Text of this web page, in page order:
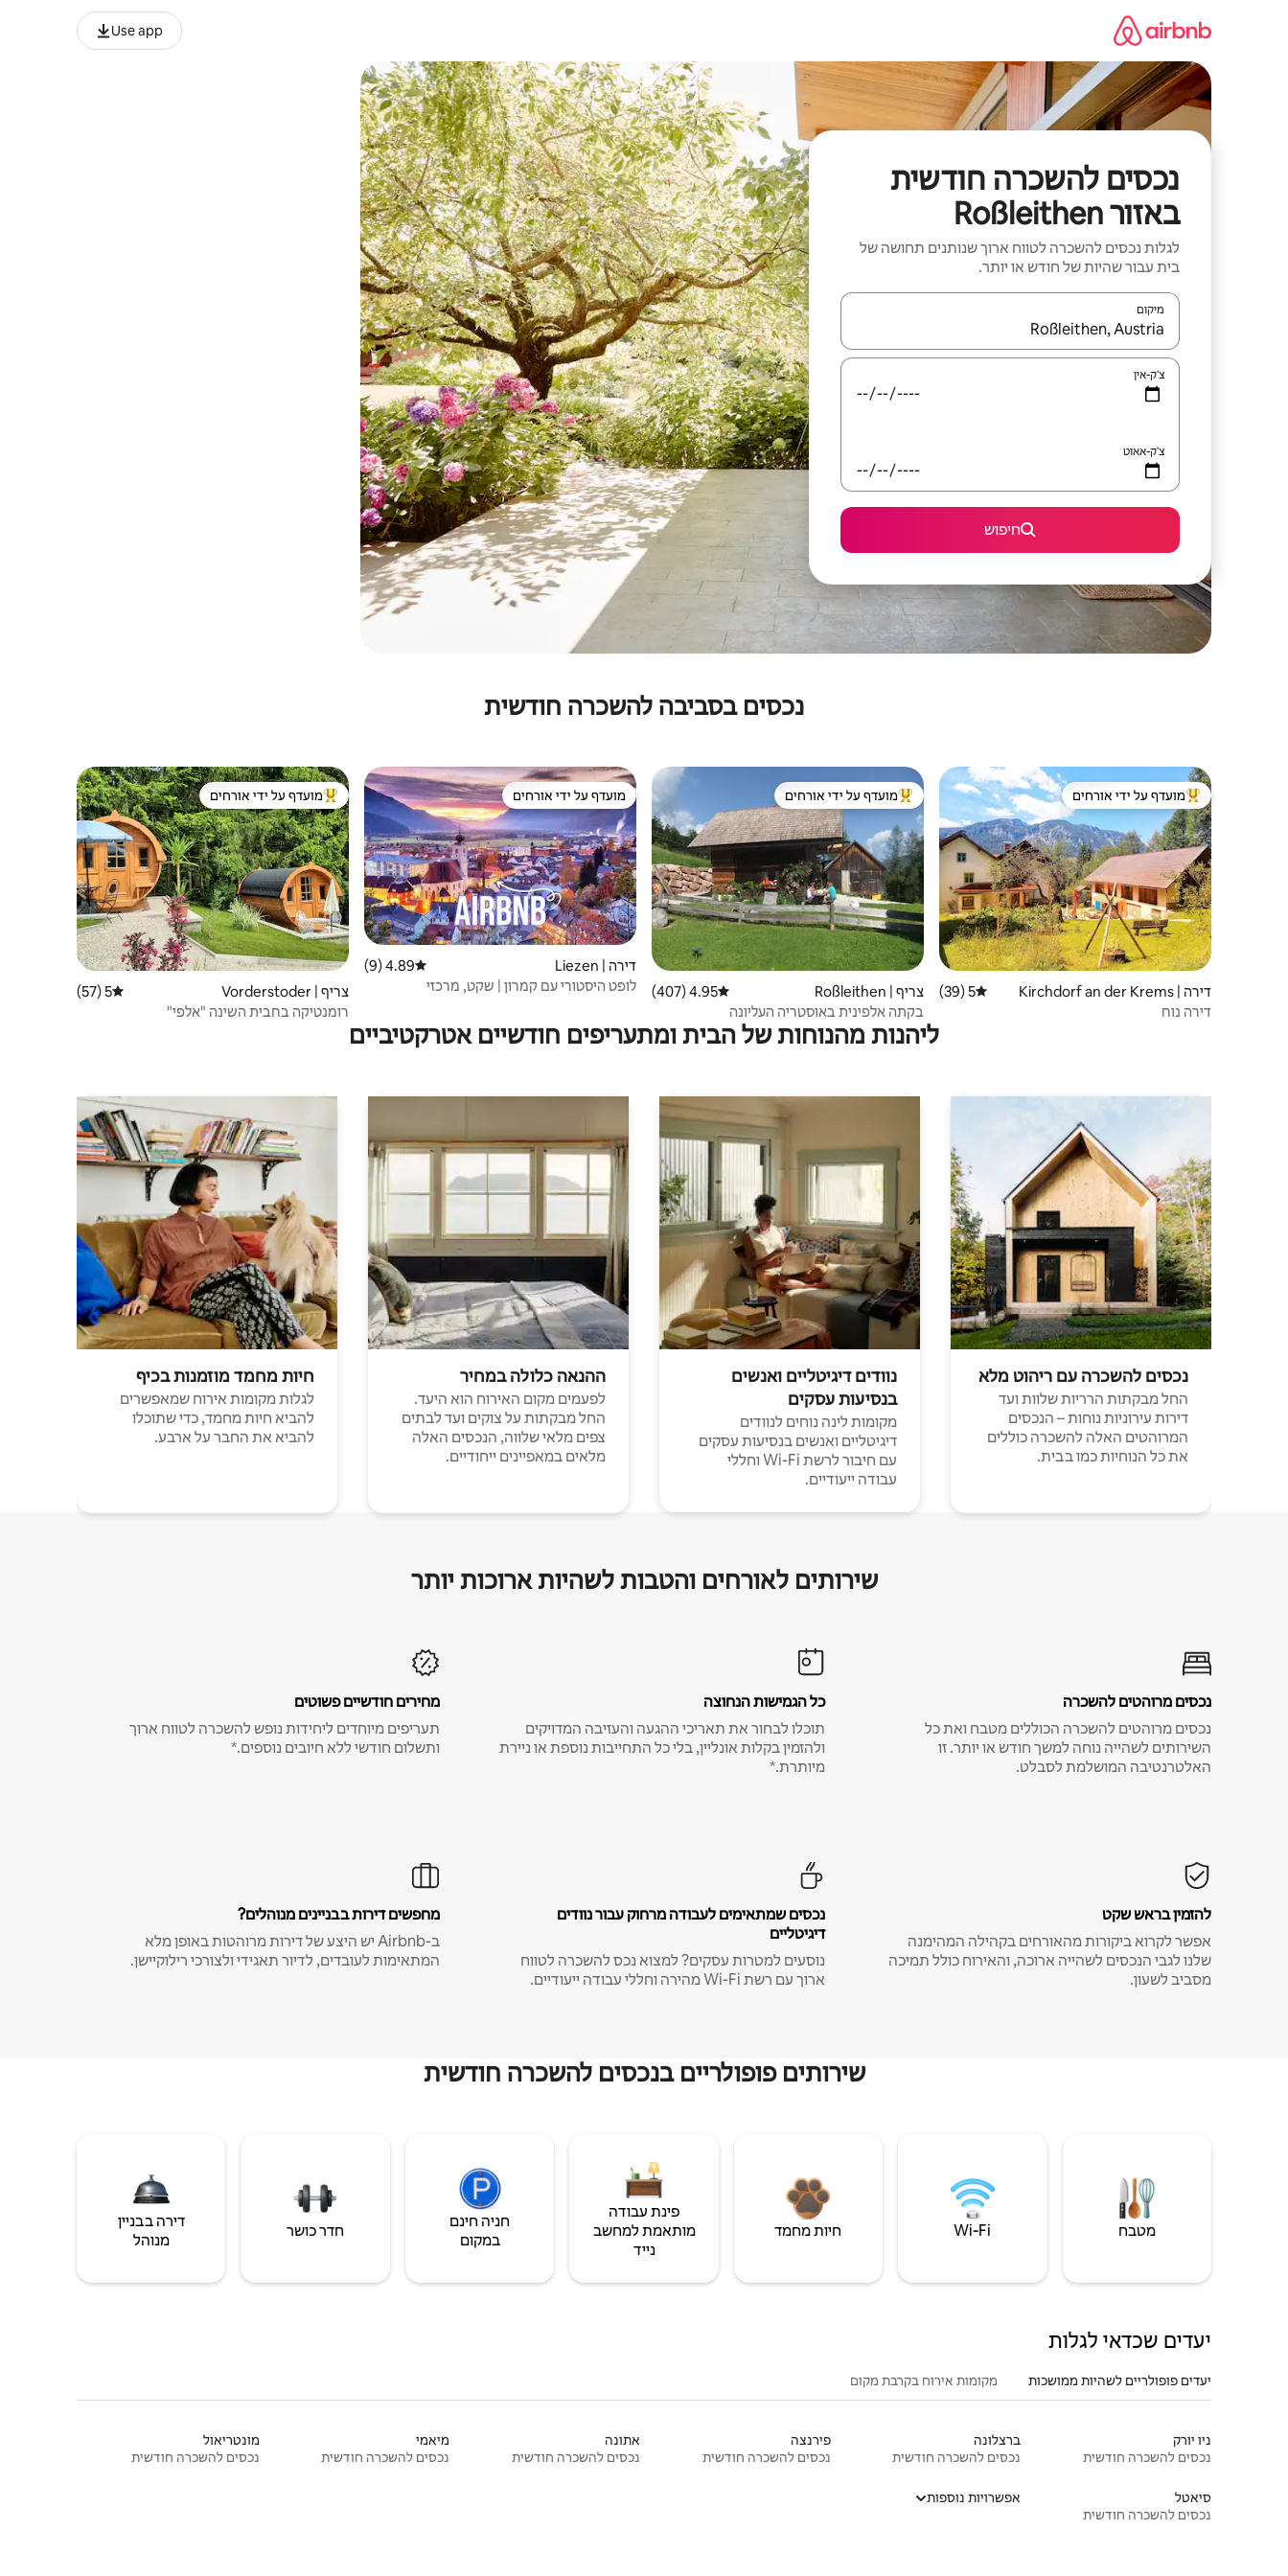
Use app
נכסים להשכרה חודשית
באזור Roßleithen
לגלות נכסים להשכרה לטווח ארוך שנותנים תחושה של
בית עבור שהיות של חודש או יותר.
מיקום
כאשר התוצאות יהיו זמינות, יש לנווט עם מקשי החיצים למעלה ולמטה או לעיין בעזרת תנועות מגע או החלקה.
צ'ק-אין
צ'ק-אאוט
חיפוש
נכסים בסביבה להשכרה חודשית
מוביל בקרב נכסים מועדפים על ידי אורחים
מועדף על ידי אורחים
דירה | Kirchdorf an der Krems דירוג ממוצע של 5 מתוך 5, 39 ביקורות
5 (39)
דירה נוח
מוביל בקרב נכסים מועדפים על ידי אורחים
מועדף על ידי אורחים
צריף | Roßleithen דירוג ממוצע של 4.95 מתוך 5, 407 ביקורות
4.95 (407)
בקתה אלפינית באוסטריה העליונה
מועדף על ידי אורחים
מועדף על ידי אורחים
דירה | Liezen דירוג ממוצע של 4.89 מתוך 5, 9 ביקורות
4.89 (9)
לופט היסטורי עם קמרון | שקט, מרכזי
מוביל בקרב נכסים מועדפים על ידי אורחים
מועדף על ידי אורחים
צריף | Vorderstoder דירוג ממוצע של 5 מתוך 5, 57 ביקורות
5 (57)
רומנטיקה בחבית השינה "אלפי"
ליהנות מהנוחות של הבית ומתעריפים חודשיים אטרקטיביים
נכסים להשכרה עם ריהוט מלא
החל מבקתות הרריות שלוות ועד
דירות עירוניות נוחות – הנכסים
המרוהטים האלה להשכרה כוללים
את כל הנוחיות כמו בבית.
נוודים דיגיטליים ואנשים
בנסיעות עסקים
מקומות לינה נוחים לנוודים
דיגיטליים ואנשים בנסיעות עסקים
עם חיבור לרשת Wi-Fi וחללי
עבודה ייעודיים.
ההנאה כלולה במחיר
לפעמים מקום האירוח הוא היעד.
החל מבקתות על צוקים ועד לבתים
צפים מלאי שלווה, הנכסים האלה
מלאים במאפיינים ייחודיים.
חיות מחמד מוזמנות בכיף
לגלות מקומות אירוח שמאפשרים
להביא חיות מחמד, כדי שתוכלו
להביא את החבר על ארבע.
שירותים לאורחים והטבות לשהיות ארוכות יותר
נכסים מרוהטים להשכרה
נכסים מרוהטים להשכרה הכוללים מטבח ואת כל
השירותים לשהייה נוחה למשך חודש או יותר. זו
האלטרנטיבה המושלמת לסבלט.
כל הגמישות הנחוצה
תוכלו לבחור את תאריכי ההגעה והעזיבה המדויקים
ולהזמין בקלות אונליין, בלי כל התחייבות נוספת או ניירת
מיותרת.*
מחירים חודשיים פשוטים
תעריפים מיוחדים ליחידות נופש להשכרה לטווח ארוך
ותשלום חודשי ללא חיובים נוספים.*
להזמין בראש שקט
אפשר לקרוא ביקורות מהאורחים בקהילה המהימנה
שלנו לגבי הנכסים לשהייה ארוכה, והאירוח כולל תמיכה
מסביב לשעון.
נכסים שמתאימים לעבודה מרחוק עבור נוודים
דיגיטליים
נוסעים למטרות עסקים? למצוא נכס להשכרה לטווח
ארוך עם רשת Wi-Fi מהירה וחללי עבודה ייעודיים.
מחפשים דירות בבניינים מנוהלים?
ב-Airbnb יש היצע של דירות מרוהטות באופן מלא
המתאימות לעובדים, לדיור תאגידי ולצורכי רילוקיישן.
שירותים פופולריים בנכסים להשכרה חודשית
מטבח Wi‑Fi חיות מחמד
פינת עבודה
מותאמת למחשב
נייד
חניה חינם
במקום
חדר כושר
דירה בבניין
מנוהל
יעדים שכדאי לגלות
יעדים פופולריים לשהיות ממושכות מקומות אירוח בקרבת מקום
ניו יורק
נכסים להשכרה חודשית
ברצלונה
נכסים להשכרה חודשית
פירנצה
נכסים להשכרה חודשית
אתונה
נכסים להשכרה חודשית
מיאמי
נכסים להשכרה חודשית
מונטריאול
נכסים להשכרה חודשית
סיאטל
נכסים להשכרה חודשית
אפשרויות נוספות